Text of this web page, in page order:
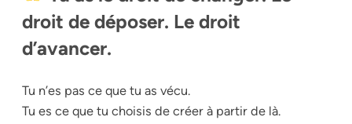
droit de déposer. Le droit
d’avancer.
Tu n’es pas ce que tu as vécu.
Tu es ce que tu choisis de créer à partir de là.